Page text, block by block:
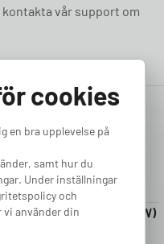
vår support om
4.50
Laddkabel 5-20m (22kW)
cookies
en bra upplevelse på
samt hur du
Under inställningar
och
vi använder din